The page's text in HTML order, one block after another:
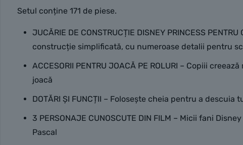
Setul conține 171 de piese.
JUCĂRIE DE CONSTRUCȚIE DISNEY PRINCESS
construcție simplificată, cu numeroase detalii pentru
ACCESORII PENTRU JOACĂ PE ROLURI – Copiii
joacă
DOTĂRI ȘI FUNCȚII – Folosește cheia pentru a
3 PERSONAJE CUNOSCUTE DIN FILM – Micii fani
Pascal